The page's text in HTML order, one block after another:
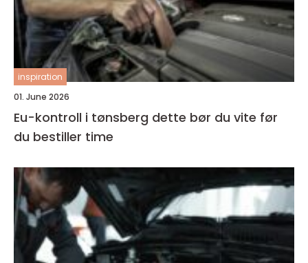
inspiration
01. June 2026
Eu-kontroll i tønsberg dette bør du vite før
du bestiller time